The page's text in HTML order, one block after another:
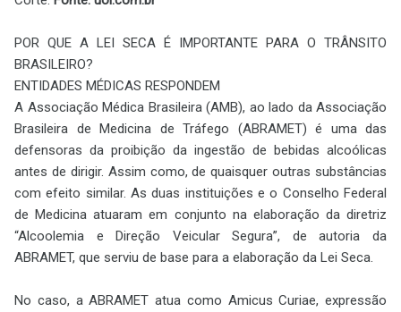
POR QUE A LEI SECA É IMPORTANTE PARA O TRÂNSITO
BRASILEIRO?
ENTIDADES MÉDICAS RESPONDEM
A Associação Médica Brasileira (AMB), ao lado da Associação
Brasileira de Medicina de Tráfego (ABRAMET) é uma das
defensoras da proibição da ingestão de bebidas alcoólicas
antes de dirigir. Assim como, de quaisquer outras substâncias
com efeito similar. As duas instituições e o Conselho Federal
de Medicina atuaram em conjunto na elaboração da diretriz
“Alcoolemia e Direção Veicular Segura”, de autoria da
ABRAMET, que serviu de base para a elaboração da Lei Seca.
No caso, a ABRAMET atua como Amicus Curiae, expressão